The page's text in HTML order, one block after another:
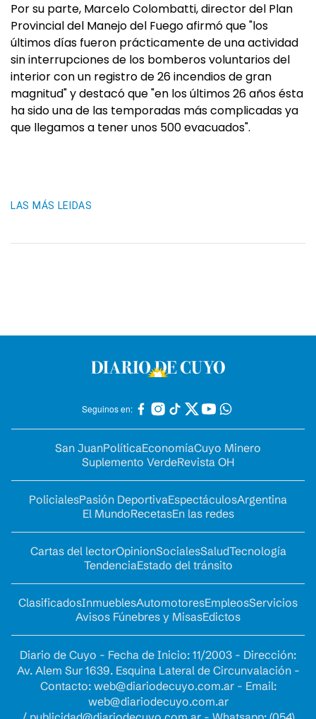
Por su parte, Marcelo Colombatti, director del Plan
Provincial del Manejo del Fuego afirmó que "los
últimos días fueron prácticamente de una actividad
sin interrupciones de los bomberos voluntarios del
interior con un registro de 26 incendios de gran
magnitud" y destacó que "en los últimos 26 años ésta
ha sido una de las temporadas más complicadas ya
que llegamos a tener unos 500 evacuados".
LAS MÁS LEIDAS
Seguinos en:
San JuanPolíticaEconomíaCuyo Minero
Suplemento VerdeRevista OH
PolicialesPasión DeportivaEspectáculosArgentina
El MundoRecetasEn las redes
Cartas del lectorOpinionSocialesSaludTecnología
TendenciaEstado del tránsito
ClasificadosInmueblesAutomotoresEmpleosServicios
Avisos Fúnebres y MisasEdictos
Diario de Cuyo - Fecha de Inicio: 11/2003 - Dirección:
Av. Alem Sur 1639. Esquina Lateral de Circunvalación -
Contacto: web@diariodecuyo.com.ar- Email:
web@diariodecuyo.com.ar